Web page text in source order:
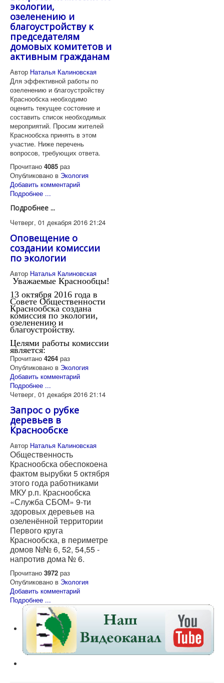
экологии,
озеленению и
благоустройству к
председателям
домовых комитетов и
активным гражданам
Автор Наталья Калиновская
Для эффективной работы по
озеленению и благоустройству
Краснообска необходимо
оценить текущее состояние и
составить список необходимых
мероприятий. Просим жителей
Краснообска принять в этом
участие. Ниже перечень
вопросов, требующих ответа.
Прочитано 4085 раз
Опубликовано в Экология
Добавить комментарий
Подробнее ...
Подробнее ...
Четверг, 01 декабря 2016 21:24
Оповещение о
создании комиссии
по экологии
Автор Наталья Калиновская
Уважаемые Краснообцы!
13 октября 2016 года в
Совете Общественности
Краснообска создана
комиссия по экологии,
озеленению и
благоустройству.
Целями работы комиссии
является:
Прочитано 4264 раз
Опубликовано в Экология
Добавить комментарий
Подробнее ...
Четверг, 01 декабря 2016 21:14
Запрос о рубке
деревьев в
Краснообске
Автор Наталья Калиновская
Общественность
Краснообска обеспокоена
фактом вырубки 5 октября
этого года работниками
МКУ р.п. Краснообска
«Служба СБОМ» 9-ти
здоровых деревьев на
озеленённой территории
Первого круга
Краснообска, в периметре
домов №№ 6, 52, 54,55 -
напротив дома № 6.
Прочитано 3972 раз
Опубликовано в Экология
Добавить комментарий
Подробнее ...